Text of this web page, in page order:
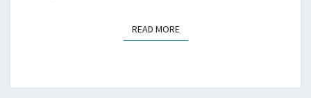
READ MOREREAD MORE